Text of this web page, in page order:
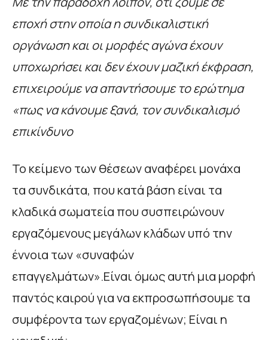
εποχή στην οποία η συνδικαλιστική
οργάνωση και οι μορφές αγώνα έχουν
υποχωρήσει και δεν έχουν μαζική έκφραση,
επιχειρούμε να απαντήσουμε το ερώτημα
«πως να κάνουμε ξανά, τον συνδικαλισμό
επικίνδυνο
Το κείμενο των θέσεων αναφέρει μονάχα
τα συνδικάτα, που κατά βάση είναι τα
κλαδικά σωματεία που συσπειρώνουν
εργαζόμενους μεγάλων κλάδων υπό την
έννοια των «συναφών
επαγγελμάτων».Είναι όμως αυτή μια μορφή
παντός καιρού για να εκπροσωπήσουμε τα
συμφέροντα των εργαζομένων; Είναι η